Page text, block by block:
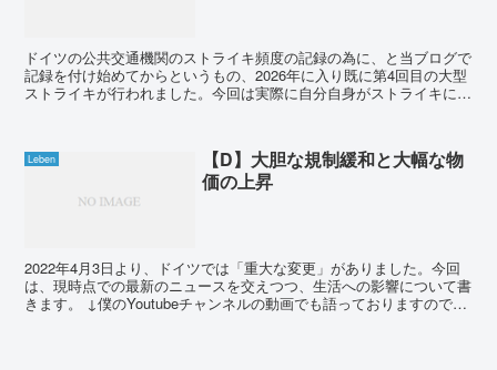
ドイツの公共交通機関のストライキ頻度の記録の為に、と当ブログで
記録を付け始めてからというもの、2026年に入り既に第4回目の大型
ストライキが行われました。今回は実際に自分自身がストライキに直
Leben
【D】大胆な規制緩和と大幅な物
価の上昇
2022年4月3日より、ドイツでは「重大な変更」がありました。今回
は、現時点での最新のニュースを交えつつ、生活への影響について書
きます。 ↓僕のYoutubeチャンネルの動画でも語っておりますので、